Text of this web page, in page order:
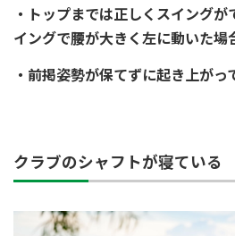
・トップまでは正しくスイング
イングで腰が大きく左に動いた場
・前掲姿勢が保てずに起き上がっ
クラブのシャフトが寝ている